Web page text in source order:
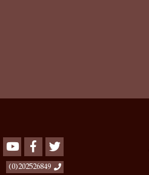
Youtube Facebook
202526849(0)